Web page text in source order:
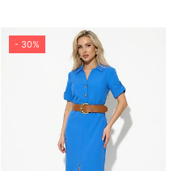
- 30%